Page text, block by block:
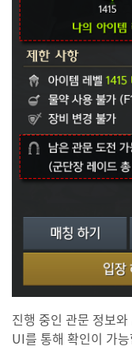
진행 중인 관문 정보
UI를 통해 확인이 가